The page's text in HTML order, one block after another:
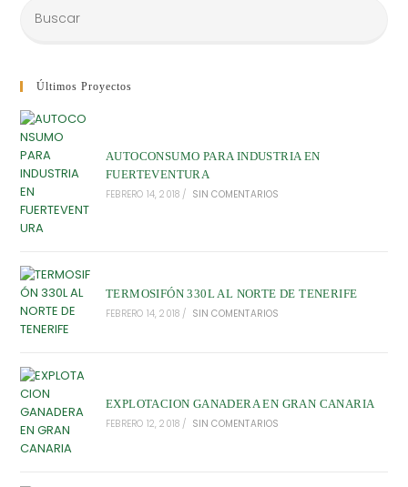
Últimos Proyectos
AUTOCONSUMO PARA INDUSTRIA EN
FUERTEVENTURA
FEBRERO 14, 2018 / SIN COMENTARIOS
TERMOSIFÓN 330L AL NORTE DE TENERIFE
FEBRERO 14, 2018 / SIN COMENTARIOS
EXPLOTACION GANADERA EN GRAN CANARIA
FEBRERO 12, 2018 / SIN COMENTARIOS